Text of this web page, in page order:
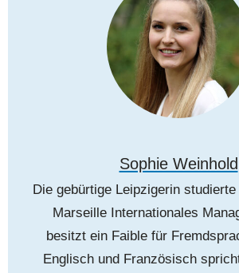
Sophie Weinhold
Die gebürtige Leipzigerin
Marseille Internationales
besitzt ein Faible für
Englisch und Französisch